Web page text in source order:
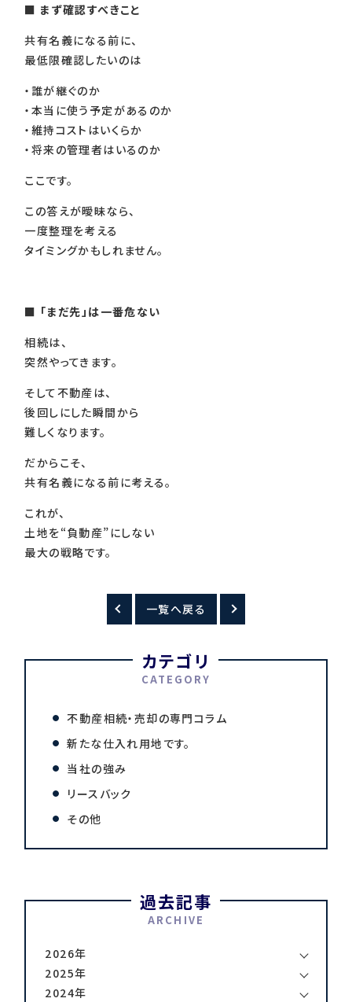
■ まず確認すべきこと
共有名義になる前に、
最低限確認したいのは
・誰が継ぐのか
・本当に使う予定があるのか
・維持コストはいくらか
・将来の管理者はいるのか
ここです。
この答えが曖昧なら、
一度整理を考える
タイミングかもしれません。
■ 「まだ先」は一番危ない
相続は、
突然やってきます。
そして不動産は、
後回しにした瞬間から
難しくなります。
だからこそ、
共有名義になる前に考える。
これが、
土地を“負動産”にしない
最大の戦略です。
一覧へ戻る
カテゴリ
CATEGORY
不動産相続・売却の専門コラム
新たな仕入れ用地です。
当社の強み
リースバック
その他
過去記事
ARCHIVE
2026年
2025年
2024年